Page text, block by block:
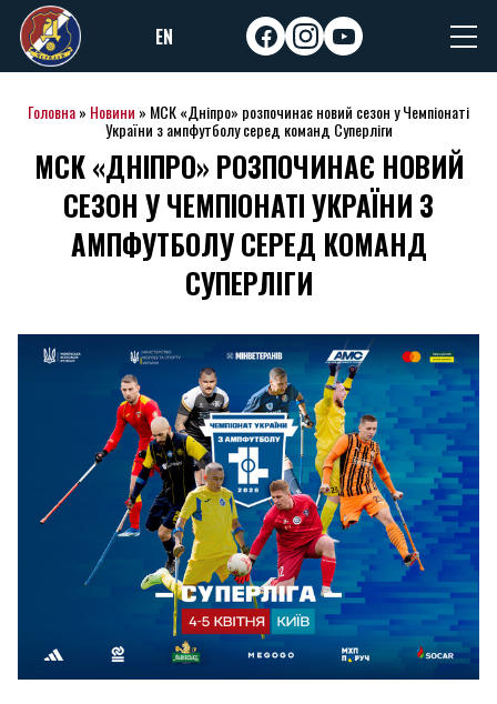
Skip
to
content
EN facebookinstagram
youtube
Головна» Новини » МСК «Дніпро» розпочинає новий сезон у Чемпіонаті
України з ампфутболу серед команд Суперліги
МСК «ДНІПРО» РОЗПОЧИНАЄ НОВИЙ
СЕЗОН У ЧЕМПІОНАТІ УКРАЇНИ З
АМПФУТБОЛУ СЕРЕД КОМАНД
СУПЕРЛІГИ